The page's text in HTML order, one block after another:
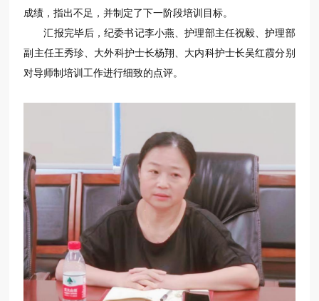
成绩，指出不足，并制定了下一阶段培训目标。
汇报完毕后，纪委书记李小燕、护理部主任祝毅、护理部
副主任王秀珍、大外科护士长杨翔、大内科护士长吴红霞分别
对导师制培训工作进行细致的点评。